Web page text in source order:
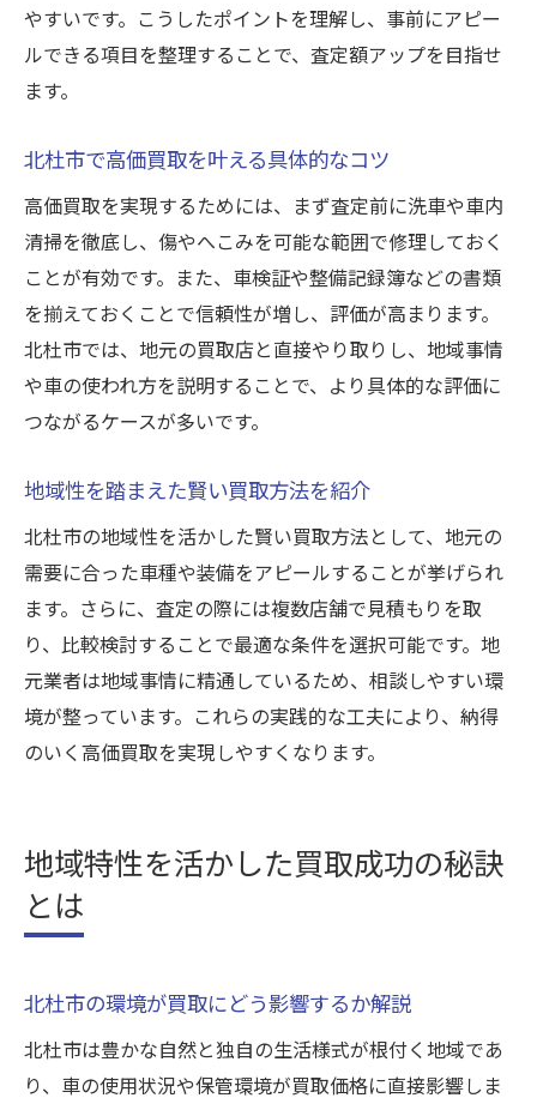
やすいです。こうしたポイントを理解し、事前にアピー
ルできる項目を整理することで、査定額アップを目指せ
ます。
北杜市で高価買取を叶える具体的なコツ
高価買取を実現するためには、まず査定前に洗車や車内
清掃を徹底し、傷やへこみを可能な範囲で修理しておく
ことが有効です。また、車検証や整備記録簿などの書類
を揃えておくことで信頼性が増し、評価が高まります。
北杜市では、地元の買取店と直接やり取りし、地域事情
や車の使われ方を説明することで、より具体的な評価に
つながるケースが多いです。
地域性を踏まえた賢い買取方法を紹介
北杜市の地域性を活かした賢い買取方法として、地元の
需要に合った車種や装備をアピールすることが挙げられ
ます。さらに、査定の際には複数店舗で見積もりを取
り、比較検討することで最適な条件を選択可能です。地
元業者は地域事情に精通しているため、相談しやすい環
境が整っています。これらの実践的な工夫により、納得
のいく高価買取を実現しやすくなります。
地域特性を活かした買取成功の秘訣
とは
北杜市の環境が買取にどう影響するか解説
北杜市は豊かな自然と独自の生活様式が根付く地域であ
り、車の使用状況や保管環境が買取価格に直接影響しま